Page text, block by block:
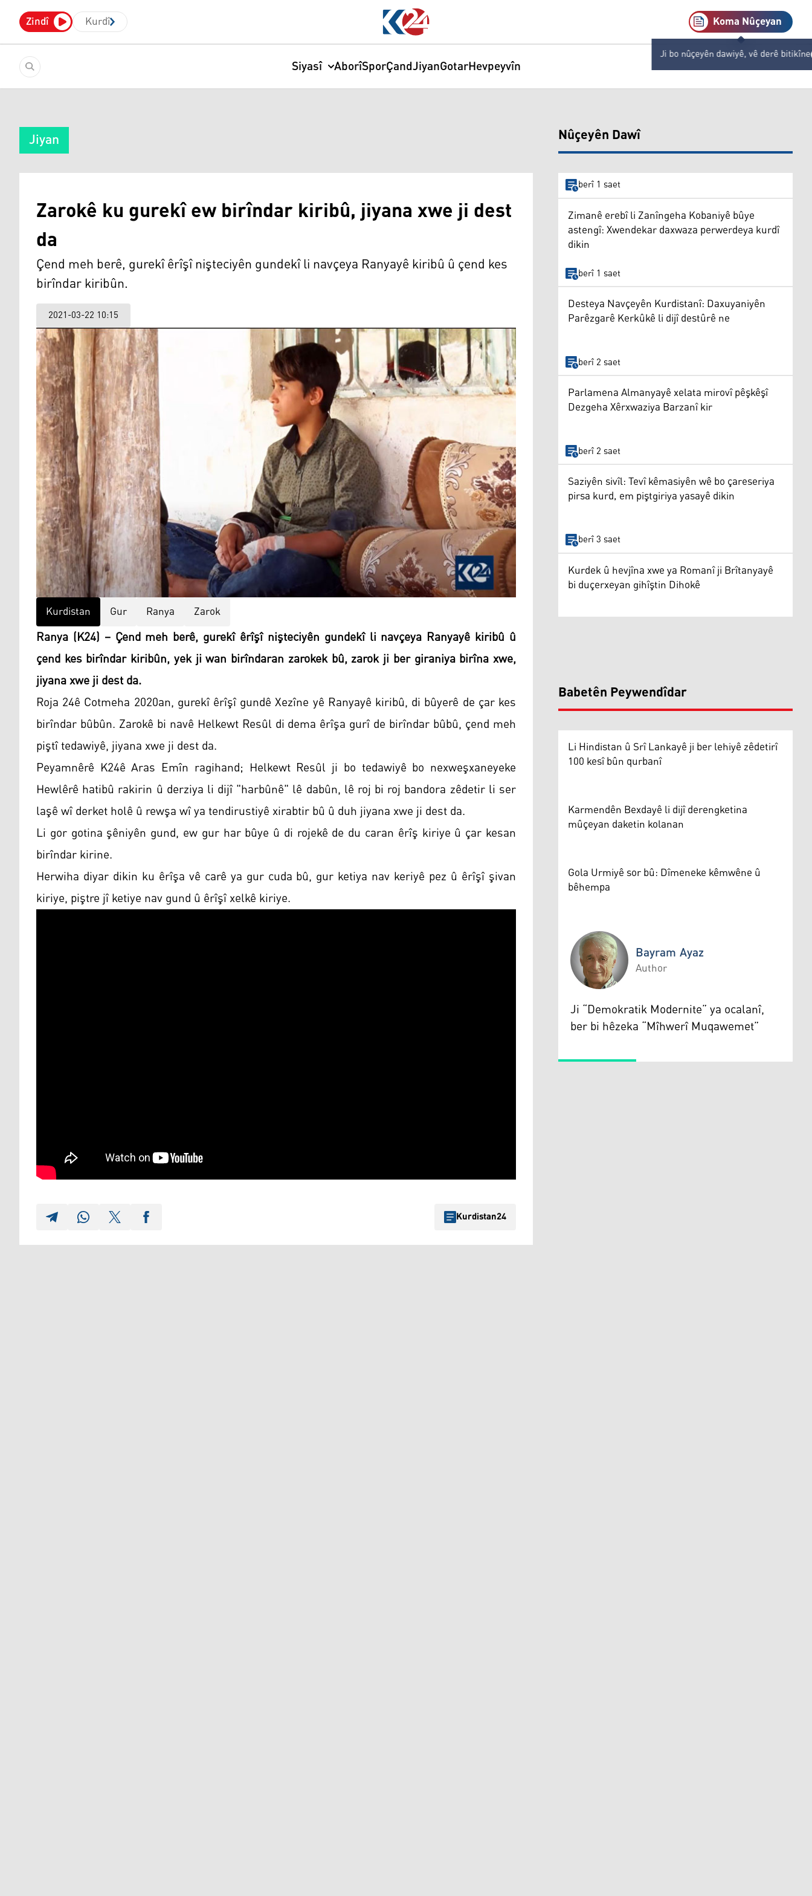
Zindî Kurdî Koma Nûçeyan
Ji bo nûçeyên dawiyê, vê derê bitikîne
Siyasî AborîSporÇandJiyanGotarHevpeyvîn
Jiyan
Zarokê ku gurekî ew birîndar kiribû, jiyana xwe ji dest
da
Çend meh berê, gurekî êrîşî nişteciyên gundekî li navçeya Ranyayê kiribû û çend kes
birîndar kiribûn.
2021-03-22 10:15
Kurdistan Gur Ranya Zarok
Ranya (K24) – Çend meh berê, gurekî êrîşî nişteciyên gundekî li navçeya Ranyayê kiribû û
çend kes birîndar kiribûn, yek ji wan birîndaran zarokek bû, zarok ji ber giraniya birîna xwe,
jiyana xwe ji dest da.
Roja 24ê Cotmeha 2020an, gurekî êrîşî gundê Xezîne yê Ranyayê kiribû, di bûyerê de çar kes
birîndar bûbûn. Zarokê bi navê Helkewt Resûl di dema êrîşa gurî de birîndar bûbû, çend meh
piştî tedawiyê, jiyana xwe ji dest da.
Peyamnêrê K24ê Aras Emîn ragihand; Helkewt Resûl ji bo tedawiyê bo nexweşxaneyeke
Hewlêrê hatibû rakirin û derziya li dijî "harbûnê" lê dabûn, lê roj bi roj bandora zêdetir li ser
laşê wî derket holê û rewşa wî ya tendirustiyê xirabtir bû û duh jiyana xwe ji dest da.
Li gor gotina şêniyên gund, ew gur har bûye û di rojekê de du caran êrîş kiriye û çar kesan
birîndar kirine.
Herwiha diyar dikin ku êrîşa vê carê ya gur cuda bû, gur ketiya nav keriyê pez û êrîşî şivan
kiriye, piştre jî ketiye nav gund û êrîşî xelkê kiriye.
Kurdistan24
Nûçeyên Dawî
berî 1 saet
Zimanê erebî li Zanîngeha Kobaniyê bûye
astengî: Xwendekar daxwaza perwerdeya kurdî
dikin
berî 1 saet
Desteya Navçeyên Kurdistanî: Daxuyaniyên
Parêzgarê Kerkûkê li dijî destûrê ne
berî 2 saet
Parlamena Almanyayê xelata mirovî pêşkêşî
Dezgeha Xêrxwaziya Barzanî kir
berî 2 saet
Saziyên sivîl: Tevî kêmasiyên wê bo çareseriya
pirsa kurd, em piştgiriya yasayê dikin
berî 3 saet
Kurdek û hevjîna xwe ya Romanî ji Brîtanyayê
bi duçerxeyan gihîştin Dihokê
Babetên Peywendîdar
Li Hindistan û Srî Lankayê ji ber lehiyê zêdetirî
100 kesî bûn qurbanî
Karmendên Bexdayê li dijî derengketina
mûçeyan daketin kolanan
Gola Urmiyê sor bû: Dîmeneke kêmwêne û
bêhempa
Bayram Ayaz
Bayram Ayaz
Author
Ji “Demokratik Modernite” ya ocalanî,
ber bi hêzeka “Mîhwerî Muqawemet”